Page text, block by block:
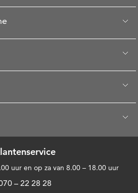
uur en op za van 8.00 – 18.00 uur
– 22 28 28